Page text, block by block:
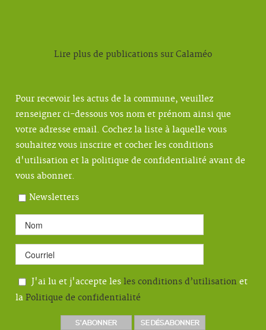
Lire plus de publications sur Calaméo
Pour recevoir les actus de la commune, veuillez
renseigner ci-dessous vos nom et prénom ainsi que
votre adresse email. Cochez la liste à laquelle vous
souhaitez vous inscrire et cocher les conditions
d'utilisation et la politique de confidentialité avant de
vous abonner.
Newsletters
J'ai lu et j'accepte les les conditions d’utilisation et
la Politique de confidentialité